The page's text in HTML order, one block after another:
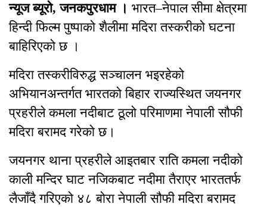
न्यूज ब्यूरो, जनकपुरधाम । भारत–नेपाल सीमा क्षेत्रमा
हिन्दी फिल्म पुष्पाको शैलीमा मदिरा तस्करीको घटना
बाहिरिएको छ ।
मदिरा तस्करीविरुद्ध सञ्चालन भइरहेको
अभियानअन्तर्गत भारतको बिहार राज्यस्थित जयनगर
प्रहरीले कमला नदीबाट ठूलो परिमाणमा नेपाली सौफी
मदिरा बरामद गरेको छ।
जयनगर थाना प्रहरीले आइतबार राति कमला नदीको
काली मन्दिर घाट नजिकबाट नदीमा तैराएर भारततर्फ
लैजाँदै गरिएको ४८ बोरा नेपाली सौफी मदिरा बरामद